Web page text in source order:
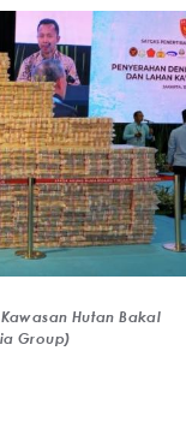
Hutan Bakal
Group)